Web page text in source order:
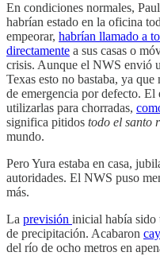
En condiciones normales,
habrían estado en la oficina
empeorar, habrían llamado a
directamente a sus casas o
crisis. Aunque el NWS envió
Texas esto no bastaba, ya
de emergencia por defecto. El
utilizarlas para chorradas,
significa pitidos todo el santo
mundo.
Pero Yura estaba en casa,
autoridades. El NWS puso
más.
La previsión inicial había sido
de precipitación. Acabaron
del río de ocho metros en